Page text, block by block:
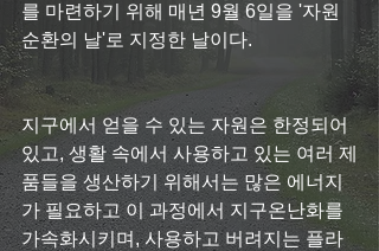
를 마련하기 위해 매년 9월 6일을 '자원
순환의 날'로 지정한 날이다.
지구에서 얻을 수 있는 자원은 한정되어
있고, 생활 속에서 사용하고 있는 여러 제
품들을 생산하기 위해서는 많은 에너지
가 필요하고 이 과정에서 지구온난화를
가속화시키며, 사용하고 버려지는 플라